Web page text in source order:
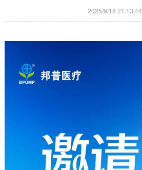
2025/9/18 21:13:44